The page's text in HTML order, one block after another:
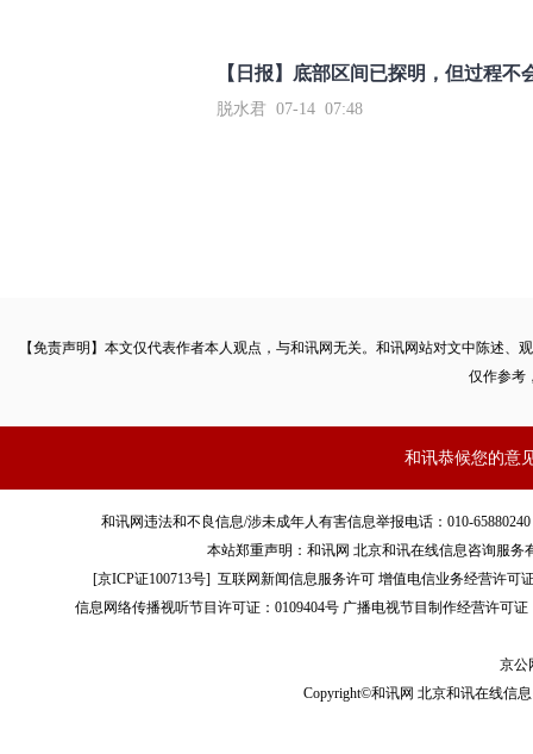
【日报】底部区间已探明，但过程不
脱水君 07-14 07:48
【免责声明】本文仅代表作者本人观点，与和讯网无关。和讯网站对文中陈述
仅作参考
和讯恭候您的意
和讯网违法和不良信息/涉未成年人有害信息举报电话：010-
本站郑重声明：和讯网 北京和讯在线信息咨询服
[京ICP证100713号]互联网新闻信息服务许可 增值电信业务经营许可
信息网络传播视听节目许可证：0109404号 广播电视节目制作经营许可证
京公
Copyright©和讯网 北京和讯在线信